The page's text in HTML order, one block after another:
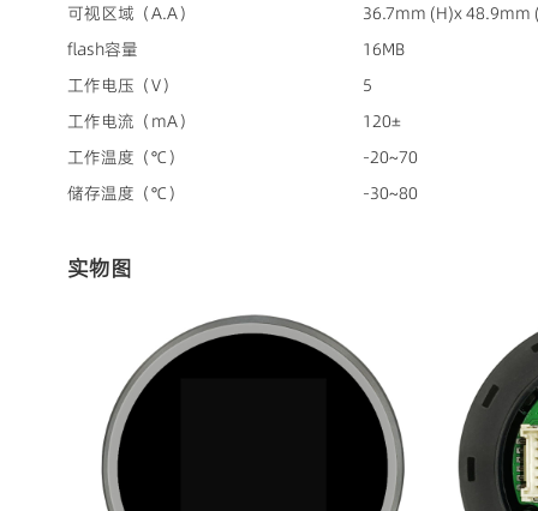
可视区域（A.A）
36.7mm (H)x 48.9mm
flash容量
16MB
工作电压（V）
5
工作电流（mA）
120±
工作温度（℃）
-20~70
储存温度（℃）
-30~80
实物图